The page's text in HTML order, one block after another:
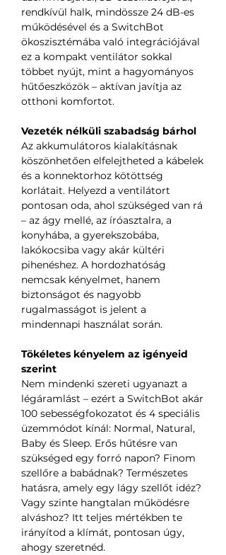
rendkívül halk, mindössze 24 dB-es
működésével és a SwitchBot
ökoszisztémába való integrációjával
ez a kompakt ventilátor sokkal
többet nyújt, mint a hagyományos
hűtőeszközök – aktívan javítja az
otthoni komfortot.
Vezeték nélküli szabadság bárhol
Az akkumulátoros kialakításnak
köszönhetően elfelejtheted a kábelek
és a konnektorhoz kötöttség
korlátait. Helyezd a ventilátort
pontosan oda, ahol szükséged van rá
– az ágy mellé, az íróasztalra, a
konyhába, a gyerekszobába,
lakókocsiba vagy akár kültéri
pihenéshez. A hordozhatóság
nemcsak kényelmet, hanem
biztonságot és nagyobb
rugalmasságot is jelent a
mindennapi használat során.
Tökéletes kényelem az igényeid
szerint
Nem mindenki szereti ugyanazt a
légáramlást – ezért a SwitchBot akár
100 sebességfokozatot és 4 speciális
üzemmódot kínál: Normal, Natural,
Baby és Sleep. Erős hűtésre van
szükséged egy forró napon? Finom
szellőre a babádnak? Természetes
hatásra, amely egy lágy szellőt idéz?
Vagy szinte hangtalan működésre
alváshoz? Itt teljes mértékben te
irányítod a klímát, pontosan úgy,
ahogy szeretnéd.